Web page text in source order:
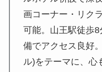
画コーナー・リク
可能。山王駅徒歩
備でアクセス良好
ル)をテーマに、心